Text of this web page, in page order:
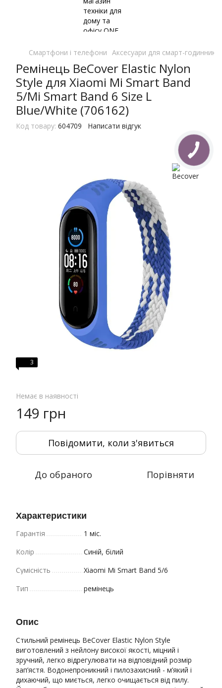
Смартфони і телефони Аксесуари для смарт-годинників
Ремінець BeCover Elastic Nylon
Style для Xiaomi Mi Smart Band
5/Mi Smart Band 6 Size L
Blue/White (706162)
Код товару: 604709 Написати відгук
3
Немає в наявності
149 грн
Повідомити, коли з'явиться
До обраного Порівняти
Характеристики
Гарантія
1 міс.
Колір
Синій, білий
Сумісність
Xiaomi Mi Smart Band 5/6
Тип
ремінець
Опис
Стильний ремінець BeCover Elastic Nylon Style
виготовлений з нейлону високої якості, міцний і
зручний, легко відрегулювати на відповідний розмір
зап’ястя. Водонепроникний і пилозахисний - м’який і
дихаючий, що миється, легко очищається від пилу.